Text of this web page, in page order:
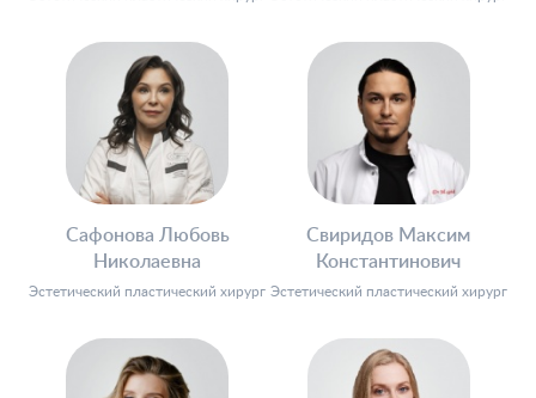
Сафонова Любовь
Николаевна
Эстетический пластический хирург
Свиридов Максим
Константинович
Эстетический пластический хирург